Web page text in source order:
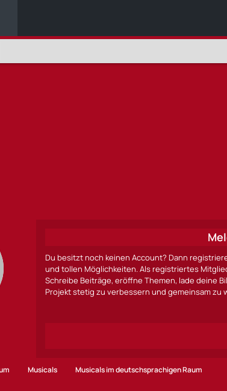
Du besitzt noch keinen Account? Dann
und tollen Möglichkeiten. Als registriertes
Schreibe Beiträge, eröffne Themen, lade deine
Projekt stetig zu verbessern und gemeinsam zu
Musicals Musicals im deutschsprachigen Raum